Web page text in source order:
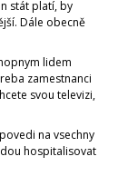
stát platí, by
Dále obecně
lidem
zamestnanci
svou televizi,
na vsechny
hospitalisovat